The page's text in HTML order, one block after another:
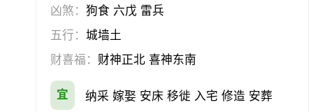
凶煞：狗食 六戊 雷兵
五行：城墙土
财喜福： 财神正北 喜神东南
宜 纳采 嫁娶 安床 移徙 入宅 修造 安葬